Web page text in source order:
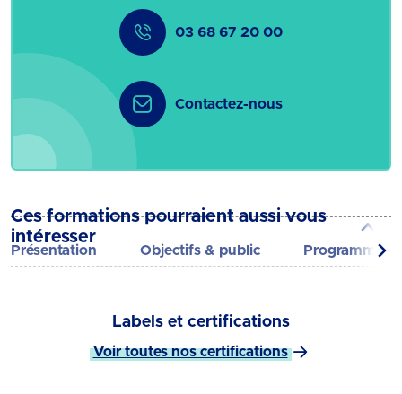
Présentation Objectifs & public Programme
03 68 67 20 00
Contactez-nous
Ces formations pourraient aussi vous
intéresser
Labels et certifications
Voir toutes nos certifications